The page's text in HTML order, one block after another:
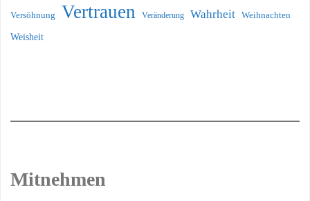
Versöhnung Vertrauen Veränderung Wahrheit Weihnachten
Weisheit
Mitnehmen